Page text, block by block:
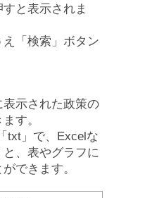
と表示されま
「検索」ボタン
示された政策の
す。
txt」で、Excelな
、表やグラフに
できます。